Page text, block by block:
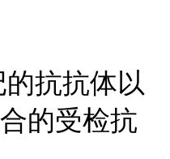
抗抗体以
的受检抗